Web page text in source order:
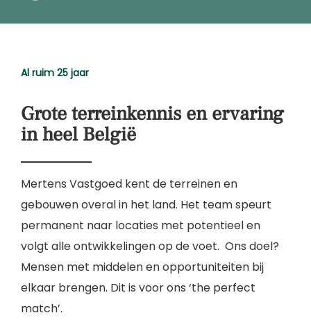
Al ruim 25 jaar
Grote terreinkennis en ervaring
in heel België
Mertens Vastgoed kent de terreinen en
gebouwen overal in het land. Het team speurt
permanent naar locaties met potentieel en
volgt alle ontwikkelingen op de voet. Ons doel?
Mensen met middelen en opportuniteiten bij
elkaar brengen. Dit is voor ons ‘the perfect
match’.